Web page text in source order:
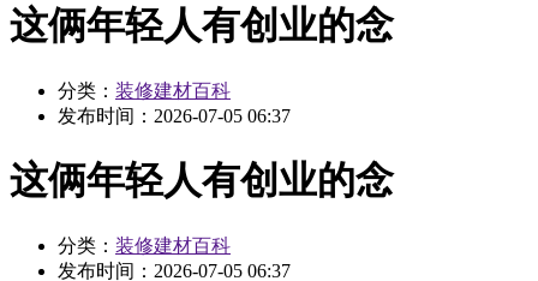
这俩年轻人有创业的念
分类： 装修建材百科
发布时间： 2026-07-05 06:37
这俩年轻人有创业的念
分类： 装修建材百科
发布时间： 2026-07-05 06:37